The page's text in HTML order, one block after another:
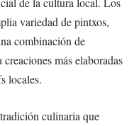
variedad de pintxos,
combinación de
más elaboradas
locales.
culinaria que